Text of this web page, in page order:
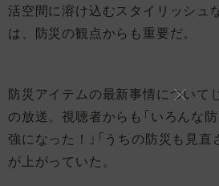
活空間に溶け込むスタイリッシュ
は、防災の観点からも重要だ。
防災アイテムの最新事情について
の放送。視聴者からも「いろんな
強になった！」「うちの防災も見直
が上がっていた。